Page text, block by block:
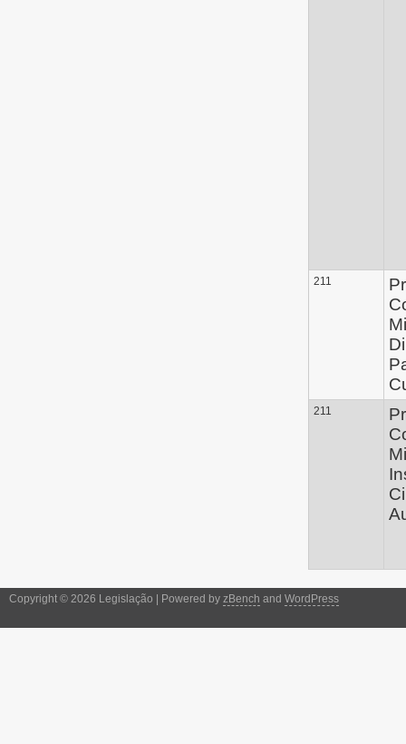
211
211
Copyright © 2026 Legislação | Powered by zBench and WordPress